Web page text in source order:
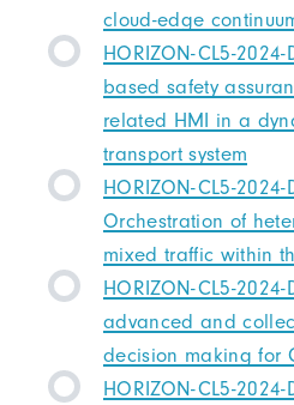
cloud-edge
HORIZON-CL5-
based safety
related HMI in a
transport system
HORIZON-CL5-2024-
Orchestration of
mixed traffic within
HORIZON-CL5-
advanced and
decision making for
HORIZON-CL5-